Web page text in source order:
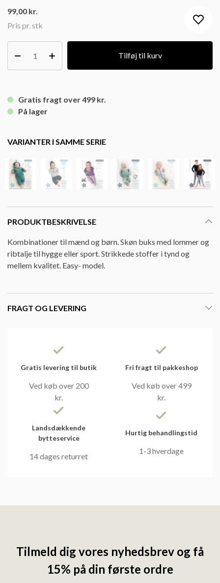
Pris pr. stk
99,00 kr.
Tilføj til kurv
Gratis fragt over 499 kr.
På lager
VARIANTER I SAMME SERIE
PRODUKTBESKRIVELSE
Kombinationer til mænd og børn. Skøn buks med lommer og
ribtalje til hygge eller sport. Strikkede stoffer i tynd og
mellem kvalitet. Easy- model.
FRAGT OG LEVERING
Gratis levering til butik
Ved køb over 200
kr.
Fri fragt til pakkeshop
Ved køb over 499
kr.
Landsdækkende
bytteservice
14 dages returret
Hurtig behandlingstid
1-3 hverdage
Tilmeld dig vores nyhedsbrev og få
15% på din første ordre